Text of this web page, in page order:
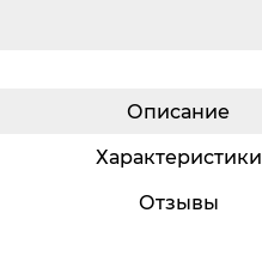
Описание
Характеристики
Отзывы